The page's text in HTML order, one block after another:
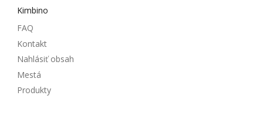
Kimbino
FAQ
Kontakt
Nahlásiť obsah
Mestá
Produkty